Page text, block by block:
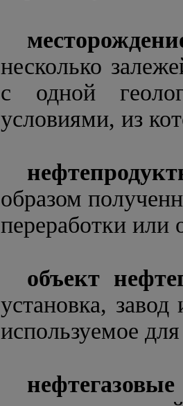
несколько
с одной
условиями, из
образом
переработки или
объект
установка,
используемое